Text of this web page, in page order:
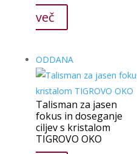
več
ODDANA
Talisman za jasen
fokus in doseganje
ciljev s kristalom
TIGROVO OKO